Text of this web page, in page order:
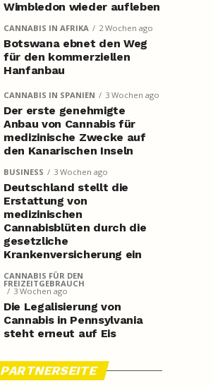
Wimbledon wieder aufleben
CANNABIS IN AFRIKA 2 Wochen ago
Botswana ebnet den Weg
für den kommerziellen
Hanfanbau
CANNABIS IN SPANIEN 3 Wochen ago
Der erste genehmigte
Anbau von Cannabis für
medizinische Zwecke auf
den Kanarischen Inseln
BUSINESS 3 Wochen ago
Deutschland stellt die
Erstattung von
medizinischen
Cannabisblüten durch die
gesetzliche
Krankenversicherung ein
CANNABIS FÜR DEN
FREIZEITGEBRAUCH
3 Wochen ago
Die Legalisierung von
Cannabis in Pennsylvania
steht erneut auf Eis
PARTNERSEITE